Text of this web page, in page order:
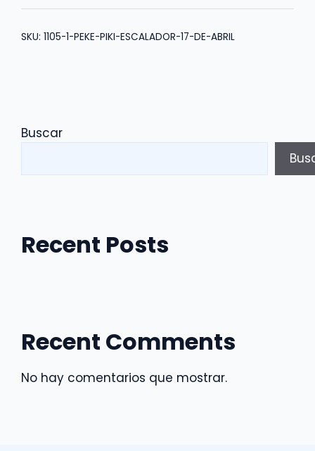
Escalador
de
SKU: 1105-1-PEKE-PIKI-ESCALADOR-17-DE-ABRIL
Buscar
Recent Posts
Recent Comments
No hay comentarios que mostrar.